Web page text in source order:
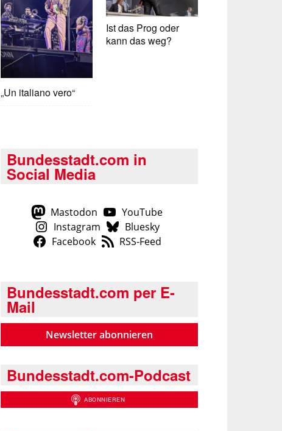
„Un italiano vero“
Ist das Prog oder
kann das weg?
Bundesstadt.com in
Social Media
Mastodon
YouTube
Instagram
Bluesky
Facebook
RSS-Feed
Bundesstadt.com per E-
Mail
Newsletter abonnieren
Bundesstadt.com-Podcast